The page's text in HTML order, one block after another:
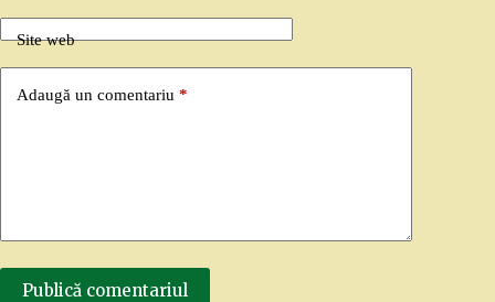
Site web
Adaugă un comentariu *
Publică comentariul